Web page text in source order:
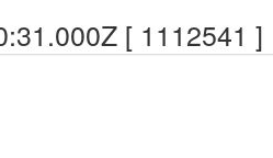
[ 1112541 ]